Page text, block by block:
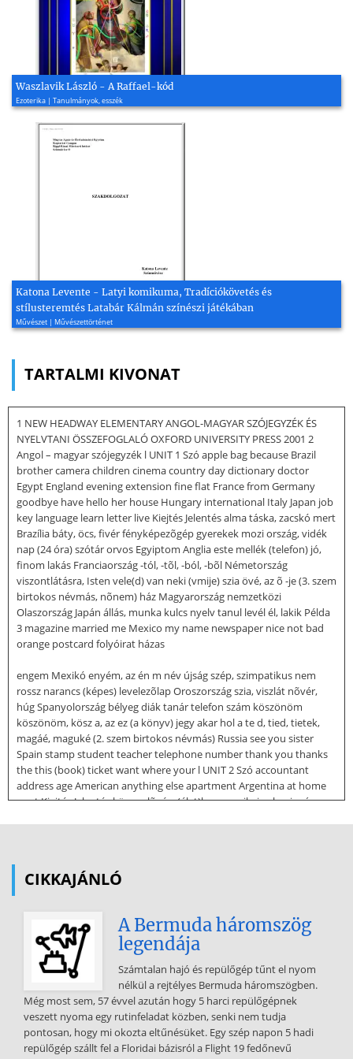
Waszlavik László - A Raffael-kód
Ezoterika | Tanulmányok, esszék
Katona Levente - Latyi komikuma, Tradíciókövetés és
stílusteremtés Latabár Kálmán színészi játékában
Művészet | Művészettörténet
TARTALMI KIVONAT
1 NEW HEADWAY ELEMENTARY ANGOL-MAGYAR SZÓJEGYZÉK ÉS
NYELVTANI ÖSSZEFOGLALÓ OXFORD UNIVERSITY PRESS 2001 2
Angol – magyar szójegyzék l UNIT 1 Szó apple bag because Brazil
brother camera children cinema country day dictionary doctor
Egypt England evening extension fine flat France from Germany
goodbye have hello her house Hungary international Italy Japan job
key language learn letter live Kiejtés Jelentés alma táska, zacskó mert
Brazília báty, öcs, fivér fényképezõgép gyerekek mozi ország, vidék
nap (24 óra) szótár orvos Egyiptom Anglia este mellék (telefon) jó,
finom lakás Franciaország -tól, -tõl, -ból, -bõl Németország
viszontlátásra, Isten vele(d) van neki (vmije) szia övé, az õ -je (3. szem
birtokos névmás, nõnem) ház Magyarország nemzetközi
Olaszország Japán állás, munka kulcs nyelv tanul levél él, lakik Példa
3 magazine married me Mexico my name newspaper nice not bad
orange postcard folyóirat házas
engem Mexikó enyém, az én m név újság szép, szimpatikus nem
rossz narancs (képes) levelezõlap Oroszország szia, viszlát nõvér,
húg Spanyolország bélyeg diák tanár telefon szám köszönöm
köszönöm, kösz a, az ez (a könyv) jegy akar hol a te d, tied, tietek,
magáé, maguké (2. szem birtokos névmás) Russia see you sister
Spain stamp student teacher telephone number thank you thanks
the this (book) ticket want where your l UNIT 2 Szó accountant
address age American anything else apartment Argentina at home
aunt Kiejtés Jelentés könyvelõ cím (élet)kor amerikai valami más,
French friendly girl girlfriend good grandfather grandmother
holiday horrible hot how much? how old? husband ice-cream
identity card Ireland nagy barát (lányé) fivér, öcs, báty torta,
sütemény Kaphatok ? Segíthetek? olcsó csirke hasábburgonya
csokoládé kávé kávézó hideg; fázik fõiskola táncos lány(a vkinek)
különbözõ nehéz (átv.) ital; iszik könnyû tojás izgalmas drága,
költséges gyors apa keresztnév francia barátságos lány barátnõ
(fiúé) jó nagypapa nagymama hamburger boldog, örül itt tessék (itt
van) szia szabadság,ünnep borzasztó forró, meleg mennyi? mennyi
idõs? férj fagylalt, jégkrém személyazonosító (igazolvány) Írország 5
CIKKAJÁNLÓ
A Bermuda háromszög
legendája
Számtalan hajó és repülőgép tűnt el nyom
nélkül a rejtélyes Bermuda háromszögben.
Még most sem, 57 évvel azután hogy 5 harci repülőgépnek
veszett nyoma egy rutinfeladat közben, senki nem tudja
pontosan, hogy mi okozta eltűnésüket. Egy szép napon 5 hadi
repülőgép szállt fel a Floridai bázisról a Flight 19 fedőnevű